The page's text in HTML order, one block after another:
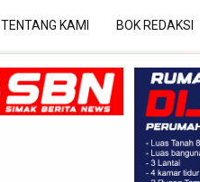
TENTANG KAMI BOK REDAKSI